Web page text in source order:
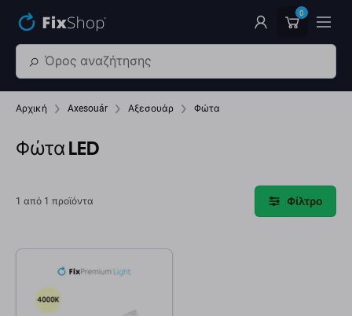
0
Αρχική Axesouár Αξεσουάρ Φώτα
Φώτα LED
1 από 1 προϊόντα Φίλτρο